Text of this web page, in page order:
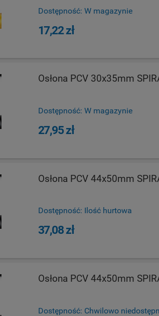
Dostępność: W magazynie
17,22 zł
Osłona PCV 30x35mm
Dostępność: W magazynie
27,95 zł
Osłona PCV 44x50mm
Dostępność: Ilość hurtowa
37,08 zł
Osłona PCV 44x50mm
Dostępność: Chwilowo